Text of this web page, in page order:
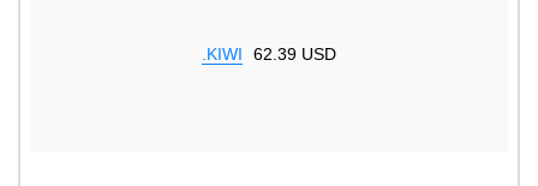
.KIWI 62.39 USD